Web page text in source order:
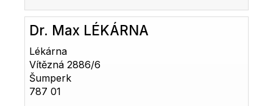
Dr. Max LÉKÁRNA
Lékárna
Vítězná 2886/6
Šumperk
787 01